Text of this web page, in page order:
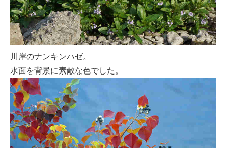
川岸のナンキンハゼ。
水面を背景に素敵な色でした。